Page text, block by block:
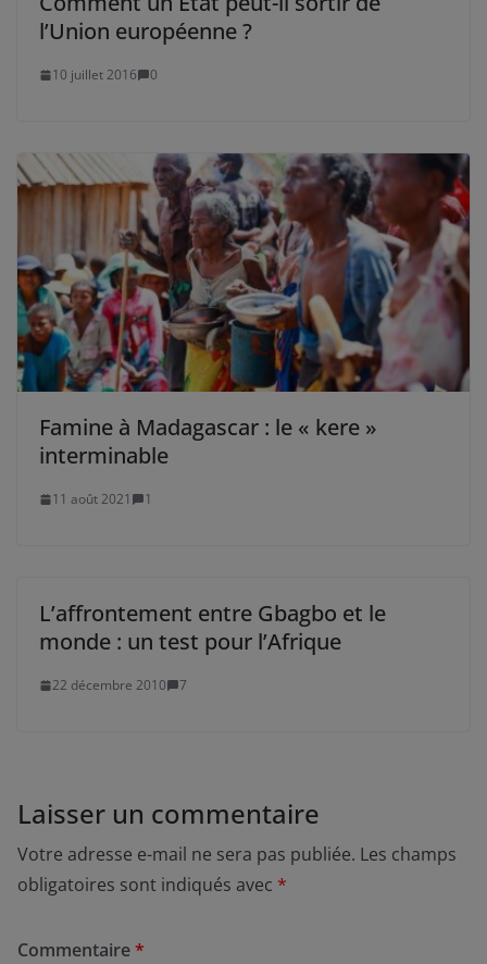
l’Union européenne ?
10 juillet 2016 0
Famine à Madagascar : le « kere »
interminable
11 août 2021 1
L’affrontement entre Gbagbo et le
monde : un test pour l’Afrique
22 décembre 2010 7
Laisser un commentaire
Votre adresse e-mail ne sera pas publiée. Les champs
obligatoires sont indiqués avec *
Commentaire*